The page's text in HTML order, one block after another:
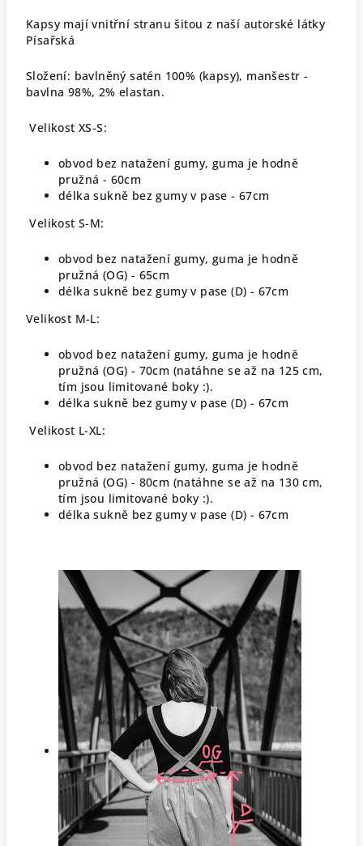
Kapsy mají vnitřní stranu šitou z naší autorské látky
Písařská
Složení: bavlněný satén 100% (kapsy), manšestr -
bavlna 98%, 2% elastan.
Velikost XS-S:
obvod bez natažení gumy, guma je hodně
pružná - 60cm
délka sukně bez gumy v pase - 67cm
Velikost S-M:
obvod bez natažení gumy, guma je hodně
pružná (OG) - 65cm
délka sukně bez gumy v pase (D) - 67cm
Velikost M-L:
obvod bez natažení gumy, guma je hodně
pružná (OG) - 70cm (natáhne se až na 125 cm,
tím jsou limitované boky :).
délka sukně bez gumy v pase (D) - 67cm
Velikost L-XL:
obvod bez natažení gumy, guma je hodně
pružná (OG) - 80cm (natáhne se až na 130 cm,
tím jsou limitované boky :).
délka sukně bez gumy v pase (D) - 67cm